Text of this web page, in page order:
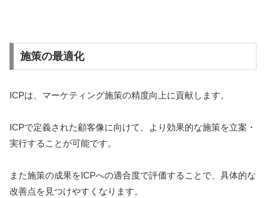
施策の最適化
ICPは、マーケティング施策の精度向上に貢献します。
ICPで定義された顧客像に向けて、より効果的な施策を立案・
実行することが可能です。
また施策の成果をICPへの適合度で評価することで、具体的な
改善点を見つけやすくなります。